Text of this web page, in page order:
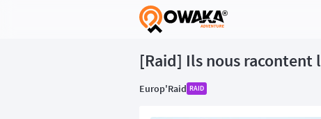
®
[Raid] Ils nous racontent
Europ'Raid RAID